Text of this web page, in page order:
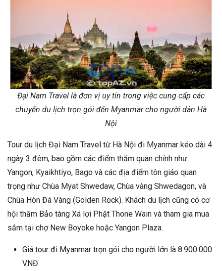
Đại Nam Travel là đơn vị uy tín trong việc cung cấp các
chuyến du lịch trọn gói đến Myanmar cho người dân Hà
Nội
Tour du lịch Đại Nam Travel từ Hà Nội đi Myanmar kéo dài 4
ngày 3 đêm, bao gồm các điểm thăm quan chính như
Yangon, Kyaikhtiyo, Bago và các địa điểm tôn giáo quan
trọng như Chùa Myat Shwedaw, Chùa vàng Shwedagon, và
Chùa Hòn Đá Vàng (Golden Rock). Khách du lịch cũng có cơ
hội thăm Bảo tàng Xá lợi Phật Thone Wain và tham gia mua
sắm tại chợ New Boyoke hoặc Yangon Plaza​​.
Giá tour đi Myanmar trọn gói cho người lớn là 8.900.000
VNĐ